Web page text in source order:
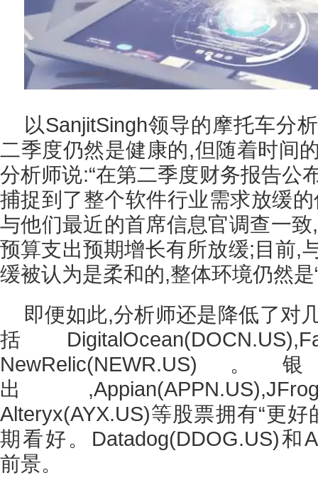
以SanjitSingh领导的摩托车分
二季度仍然是健康的,但随着时间
分析师说:“在第二季度财务报告公
捕捉到了整个软件行业需求放缓
与他们最近的首席信息官调查一
预算支出预期增长有所放缓;目前,
缓被认为是柔和的,整体环境仍然是
即便如此,分析师还是降低了对
括
出
Alteryx(AYX.US)等股票拥有“更
期看好。Datadog(DDOG.US)和
前景。